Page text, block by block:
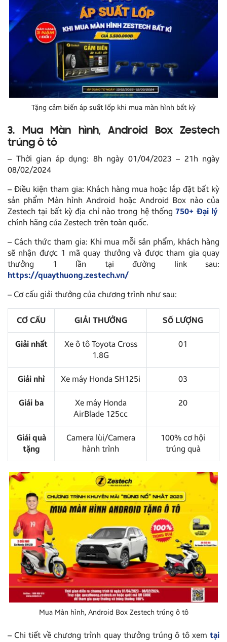
Tặng cảm biến áp suất lốp khi mua màn hình bất kỳ
3. Mua Màn hình, Android Box Zestech
trúng ô tô
– Thời gian áp dụng: 8h ngày 01/04/2023 – 21h ngày
08/02/2024
– Điều kiện tham gia: Khách hàng mua hoặc lắp đặt bất kỳ
sản phẩm Màn hình Android hoặc Android Box nào của
Zestech tại bất kỳ địa chỉ nào trong hệ thống750+ Đại lý
chính hãng của Zestech trên toàn quốc.
– Cách thức tham gia: Khi mua mỗi sản phẩm, khách hàng
sẽ nhận được 1 mã quay thưởng và được tham gia quay
thưởng 1 lần tại đường link sau:
https://quaythuong.zestech.vn/
– Cơ cấu giải thưởng của chương trình như sau:
CƠ CẤU GIẢI THƯỞNG SỐ LƯỢNG
Giải nhất
Xe ô tô Toyota Cross
1.8G
01
Giải nhì Xe máy Honda SH125i 03
Giải ba
Xe máy Honda
AirBlade 125cc
20
Giải quà
tặng
Camera lùi/Camera
hành trình
100% cơ hội
trúng quà
Mua Màn hình, Android Box Zestech trúng ô tô
– Chi tiết về chương trình quay thưởng trúng ô tô xem tại